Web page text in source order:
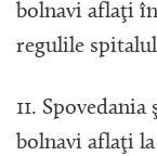
bolnavi aflaţi
regulile
11.
bolnavi aflaţi